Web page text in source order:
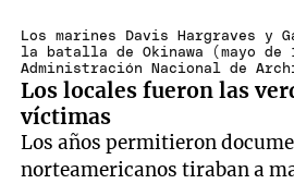
Los marines Davis Hargraves y
la batalla de Okinawa (mayo de
Administración Nacional de
Los locales fueron las
víctimas
Los años permitieron
norteamericanos tiraban a